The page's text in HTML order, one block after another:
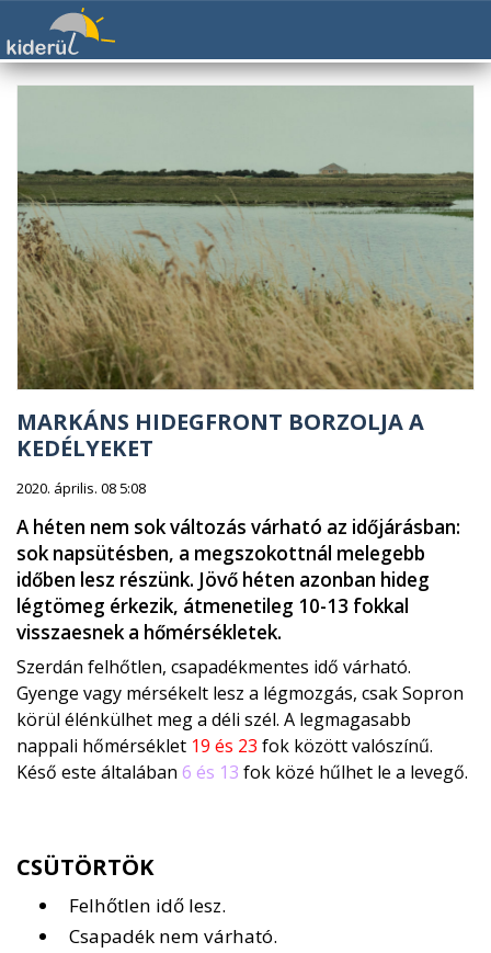
MARKÁNS HIDEGFRONT BORZOLJA A
KEDÉLYEKET
2020. április. 08 5:08
A héten nem sok változás várható az időjárásban:
sok napsütésben, a megszokottnál melegebb
időben lesz részünk. Jövő héten azonban hideg
légtömeg érkezik, átmenetileg 10-13 fokkal
visszaesnek a hőmérsékletek.
Szerdán felhőtlen, csapadékmentes idő várható.
Gyenge vagy mérsékelt lesz a légmozgás, csak Sopron
körül élénkülhet meg a déli szél. A legmagasabb
nappali hőmérséklet 19 és 23 fok között valószínű.
Késő este általában 6 és 13 fok közé hűlhet le a levegő.
CSÜTÖRTÖK
Felhőtlen idő lesz.
Csapadék nem várható.